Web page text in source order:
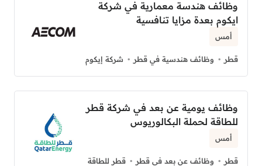
وظائف هندسة معمارية في شركة
ايكوم بعدة مزايا تنافسية
أمس
قطر وظائف هندسية في قطر شركة إيكوم
وظائف يومية عن بعد في شركة قطر
للطاقة لحملة البكالوريوس
أمس
قطر وظائف عن بعد في قطر قطر للطاقة